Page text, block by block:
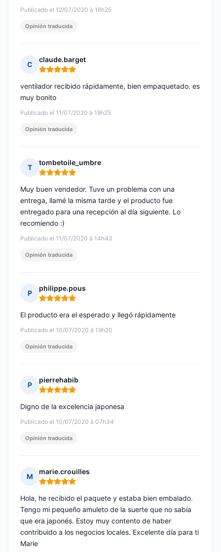
Publicado el 12/07/2020 à 16h25
Opinión traducida
C
claude.barget
Nota: 5 de 5
Publicado el 11/07/2020 à 19h25
ventilador recibido rápidamente, bien empaquetado. es
muy bonito
Opinión traducida
T
tombetoile_umbre
Nota: 5 de 5
Publicado el 11/07/2020 à 14h43
Muy buen vendedor. Tuve un problema con una
entrega, llamé la misma tarde y el producto fue
entregado para una recepción al día siguiente. Lo
recomiendo :)
Opinión traducida
P
philippe.pous
Nota: 5 de 5
Publicado el 10/07/2020 à 19h20
El producto era el esperado y llegó rápidamente
Opinión traducida
P
pierrehabib
Nota: 5 de 5
Publicado el 10/07/2020 à 07h34
Digno de la excelencia japonesa
Opinión traducida
M
marie.crouilles
Nota: 5 de 5
Hola, he recibido el paquete y estaba bien embalado.
Tengo mi pequeño amuleto de la suerte que no sabía
que era japonés. Estoy muy contento de haber
contribuido a los negocios locales. Excelente día para ti
Marie